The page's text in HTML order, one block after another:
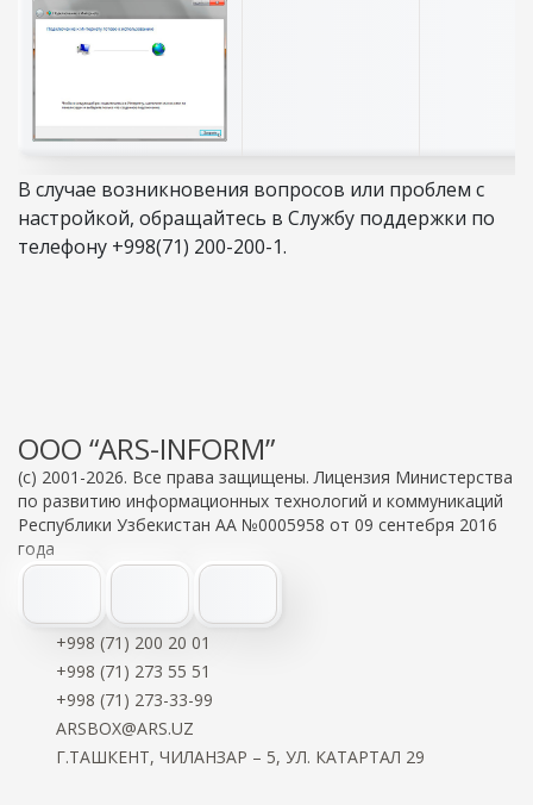
В случае возникновения вопросов или проблем с
настройкой, обращайтесь в Службу поддержки по
телефону +998(71) 200-200-1.
OOO “ARS-INFORM”
(c) 2001-2026. Все права защищены. Лицензия Министерства
по развитию информационных технологий и коммуникаций
Республики Узбекистан АА №0005958 от 09 сентебря 2016
года
+998 (71) 200 20 01
+998 (71) 273 55 51
+998 (71) 273-33-99
ARSBOX@ARS.UZ
Г.ТАШКЕНТ, ЧИЛАНЗАР – 5, УЛ. КАТАРТАЛ 29